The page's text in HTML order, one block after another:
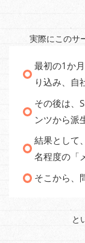
実際にこのサ
最初の1か
り込み、自
その後は、
ンツから派
結果として
名程度の「
そこから、
と